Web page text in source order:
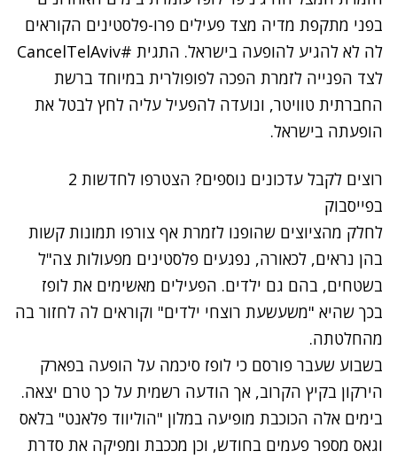
בפני מתקפת מדיה מצד פעילים פרו-פלסטינים הקוראים
לה לא להגיע להופעה בישראל. התגית #CancelTelAviv
לצד הפנייה לזמרת הפכה לפופולרית במיוחד ברשת
החברתית טוויטר, ונועדה להפעיל עליה לחץ לבטל את
הופעתה בישראל.
רוצים לקבל עדכונים נוספים? הצטרפו לחדשות 2
בפייסבוק
לחלק מהציוצים שהופנו לזמרת אף צורפו תמונות קשות
בהן נראים, לכאורה, נפגעים פלסטינים מפעולות צה"ל
בשטחים, בהם גם ילדים. הפעילים מאשימים את לופז
בכך שהיא "משעשעת רוצחי ילדים" וקוראים לה לחזור בה
מהחלטתה.
בשבוע שעבר פורסם כי לופז סיכמה על הופעה בפארק
הירקון בקיץ הקרוב, אך הודעה רשמית על כך טרם יצאה.
בימים אלה הכוכבת מופיעה במלון "הוליווד פלאנט" בלאס
וגאס מספר פעמים בחודש, וכן מככבת ומפיקה את סדרת